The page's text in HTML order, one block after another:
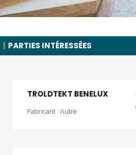
PARTIES INTÉRESSÉES
TROLDTEKT BENELUX
Fabricant : Autre